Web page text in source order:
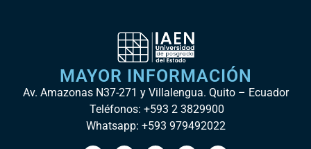
MAYOR INFORMACIÓN
Av. Amazonas N37-271 y Villalengua. Quito – Ecuador
Teléfonos: +593 2 3829900
Whatsapp: +593 979492022